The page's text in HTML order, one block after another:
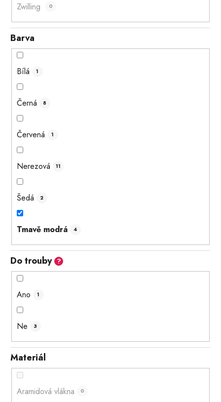
Zwilling 0
Barva
Bílá 1
Černá 8
Červená 1
Nerezová 11
Šedá 2
Tmavě modrá 4
Do trouby ?
Ano 1
Ne 3
Materiál
Aramidová vlákna 0